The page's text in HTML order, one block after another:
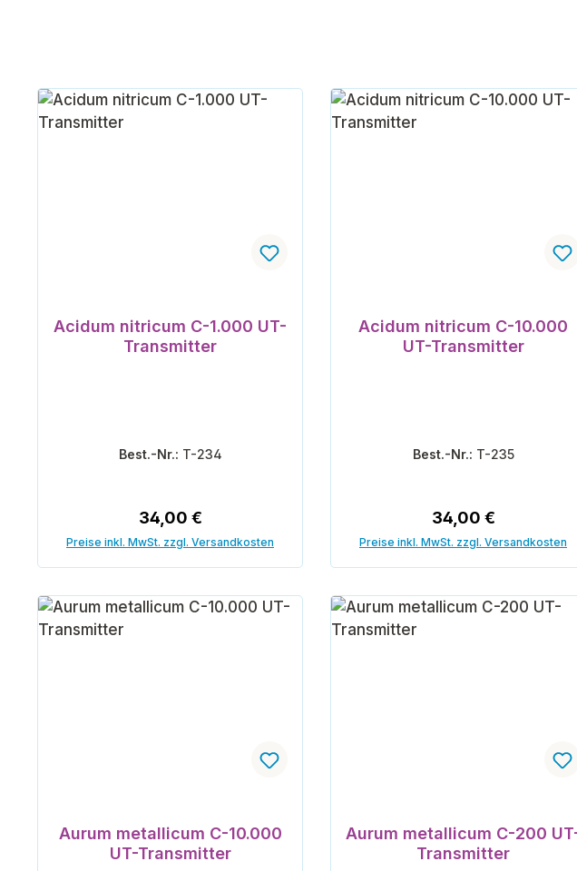
Acidum nitricum C-1.000 UT-
Transmitter
Best.-Nr.: T-234
Regulärer Preis:
34,00 €
Preise inkl. MwSt. zzgl. Versandkosten
Acidum nitricum C-10.000
UT-Transmitter
Best.-Nr.: T-235
Regulärer Preis:
34,00 €
Preise inkl. MwSt. zzgl. Versandkosten
Aurum metallicum C-10.000
UT-Transmitter
Aurum metallicum C-200
Transmitter